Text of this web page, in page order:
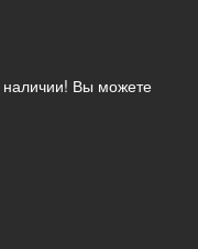
наличии! Вы можете